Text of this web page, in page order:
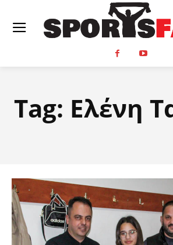
Tag: Ελένη